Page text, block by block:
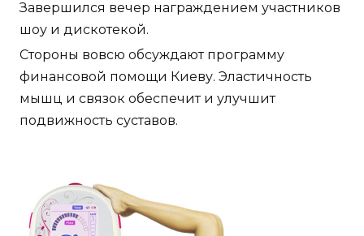
Завершился вечер награждением участников
шоу и дискотекой.
Стороны вовсю обсуждают программу
финансовой помощи Киеву. Эластичность
мышц и связок обеспечит и улучшит
подвижность суставов.